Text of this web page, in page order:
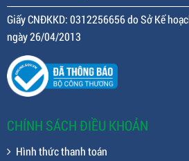
Giấy CNĐKKD: 0312256656 do Sở Kế
ngày 26/04/2013
CHÍNH SÁCH ĐIỀU KHOẢN
Hình thức thanh toán